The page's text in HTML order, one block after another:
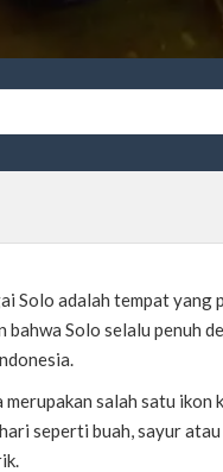
Solo adalah tempat yang
bahwa Solo selalu penuh
salah satu ikon
seperti buah, sayur